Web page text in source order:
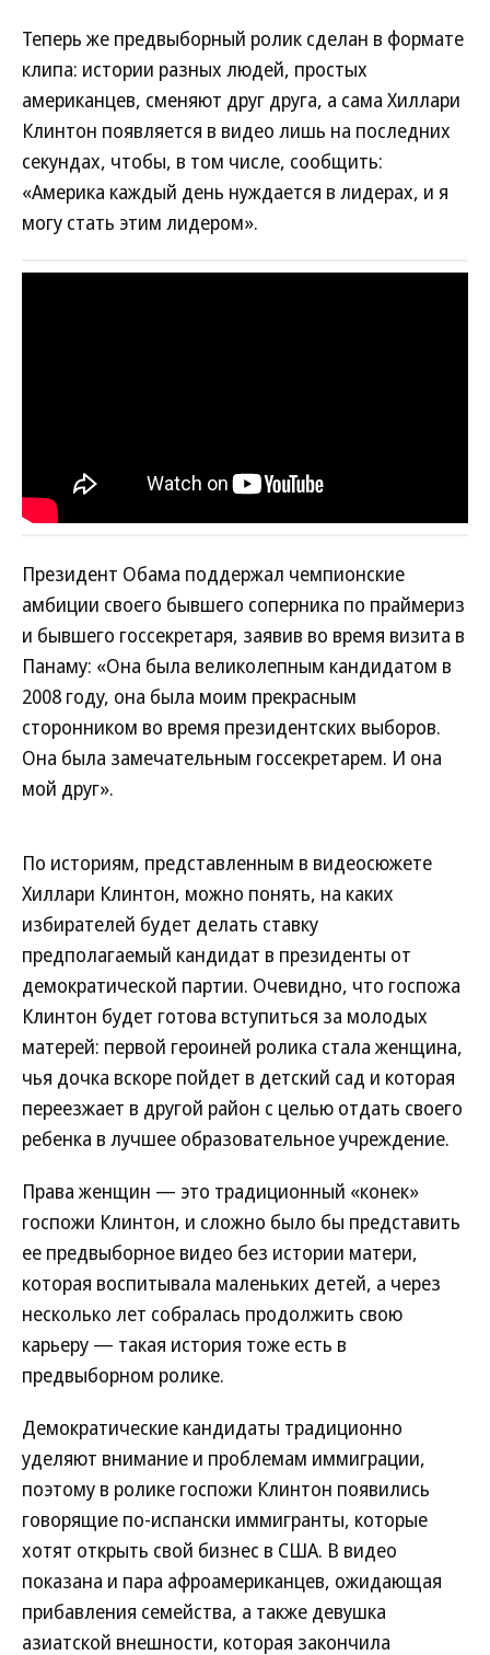
Теперь же предвыборный ролик сделан в формате
клипа: истории разных людей, простых
американцев, сменяют друг друга, а сама Хиллари
Клинтон появляется в видео лишь на последних
секундах, чтобы, в том числе, сообщить:
«Америка каждый день нуждается в лидерах, и я
могу стать этим лидером».
Президент Обама поддержал чемпионские
амбиции своего бывшего соперника по праймериз
и бывшего госсекретаря, заявив во время визита в
Панаму: «Она была великолепным кандидатом в
2008 году, она была моим прекрасным
сторонником во время президентских выборов.
Она была замечательным госсекретарем. И она
мой друг».
По историям, представленным в видеосюжете
Хиллари Клинтон, можно понять, на каких
избирателей будет делать ставку
предполагаемый кандидат в президенты от
демократической партии. Очевидно, что госпожа
Клинтон будет готова вступиться за молодых
матерей: первой героиней ролика стала женщина,
чья дочка вскоре пойдет в детский сад и которая
переезжает в другой район с целью отдать своего
ребенка в лучшее образовательное учреждение.
Права женщин — это традиционный «конек»
госпожи Клинтон, и сложно было бы представить
ее предвыборное видео без истории матери,
которая воспитывала маленьких детей, а через
несколько лет собралась продолжить свою
карьеру — такая история тоже есть в
предвыборном ролике.
Демократические кандидаты традиционно
уделяют внимание и проблемам иммиграции,
поэтому в ролике госпожи Клинтон появились
говорящие по-испански иммигранты, которые
хотят открыть свой бизнес в США. В видео
показана и пара афроамериканцев, ожидающая
прибавления семейства, а также девушка
азиатской внешности, которая закончила